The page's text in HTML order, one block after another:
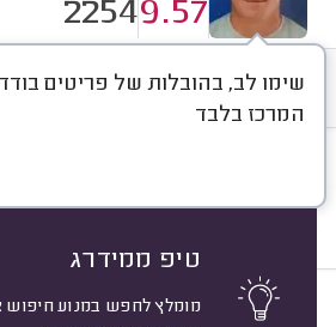
9.57
2254
שימו לב, בהובלות של פריטים
המרכז בלבד
טיפ ממידרג
מומלץ לחפש במנוע חיפוש
חוות דעת מחירים
אורית הוכמן, רמת גן.